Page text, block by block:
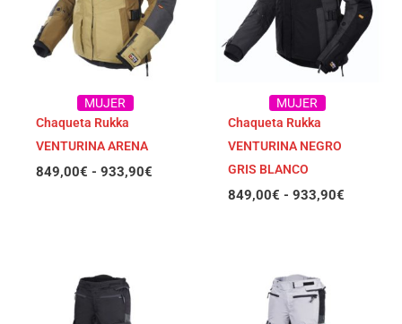
MUJER
Chaqueta Rukka
VENTURINA ARENA
849,00€ - 933,90€
933,90€
MUJER
Chaqueta Rukka
VENTURINA NEGRO
GRIS BLANCO
849,00€ - 933,90€
933,90€